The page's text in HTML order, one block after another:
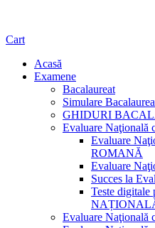
Cart
Acasă
Examene
Bacalaureat
Simulare
GHIDURI
Evaluare Naţională
Evaluare
ROMANĂ
Evaluare
Succes la
Teste
Evaluare Naţională